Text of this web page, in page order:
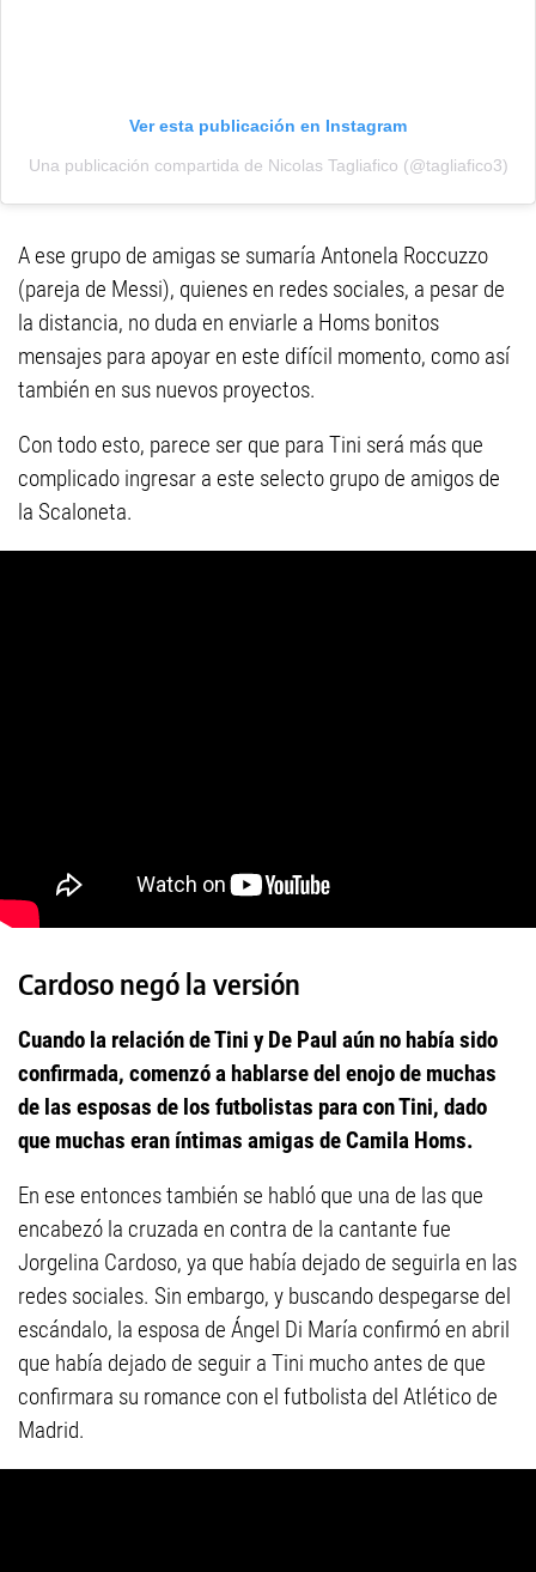
Ver esta publicación en Instagram
Una publicación compartida de Nicolas Tagliafico (@tagliafico3)
A ese grupo de amigas se sumaría Antonela Roccuzzo
(pareja de Messi), quienes en redes sociales, a pesar de
la distancia, no duda en enviarle a Homs bonitos
mensajes para apoyar en este difícil momento, como así
también en sus nuevos proyectos.
Con todo esto, parece ser que para Tini será más que
complicado ingresar a este selecto grupo de amigos de
la Scaloneta.
Cardoso negó la versión
Cuando la relación de Tini y De Paul aún no había sido
confirmada, comenzó a hablarse del enojo de muchas
de las esposas de los futbolistas para con Tini, dado
que muchas eran íntimas amigas de Camila Homs.
En ese entonces también se habló que una de las que
encabezó la cruzada en contra de la cantante fue
Jorgelina Cardoso, ya que había dejado de seguirla en las
redes sociales. Sin embargo, y buscando despegarse del
escándalo, la esposa de Ángel Di María confirmó en abril
que había dejado de seguir a Tini mucho antes de que
confirmara su romance con el futbolista del Atlético de
Madrid.